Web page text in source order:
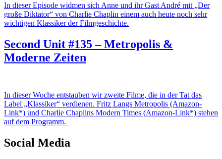
In dieser Episode widmen sich Anne und ihr Gast André mit „Der
große Diktator“ von Charlie Chaplin einem auch heute noch sehr
wichtigen Klassiker der Filmgeschichte.
Second Unit #135 – Metropolis &
Moderne Zeiten
In dieser Woche entstauben wir zweite Filme, die in der Tat das
Label „Klassiker“ verdienen. Fritz Langs Metropolis (Amazon-
Link*) und Charlie Chaplins Modern Times (Amazon-Link*) stehen
auf dem Programm.
Social Media